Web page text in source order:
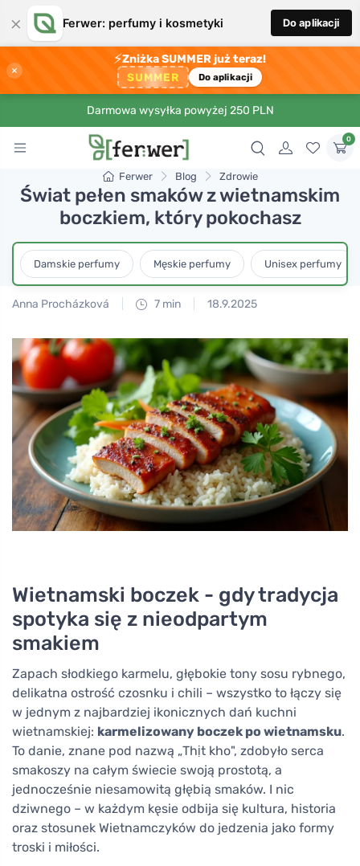
× Ferwer: perfumy i kosmetyki Do aplikacji
×
⚡Zniżka SUMMER już teraz!
SUMMER Do aplikacji
Darmowa wysyłka powyżej 250 PLN
0
Ferwer Blog Zdrowie
Świat pełen smaków z wietnamskim
boczkiem, który pokochasz
Damskie perfumy Męskie perfumy Unisex perfumy
Anna Procházková 7 min 18.9.2025
Wietnamski boczek - gdy tradycja
spotyka się z nieodpartym
smakiem
Zapach słodkiego karmelu, głębokie tony sosu rybnego,
delikatna ostrość czosnku i chili – wszystko to łączy się
w jednym z najbardziej ikonicznych dań kuchni
wietnamskiej: karmelizowany boczek po wietnamsku.
To danie, znane pod nazwą „Thịt kho", zdobyło serca
smakoszy na całym świecie swoją prostotą, a
jednocześnie niesamowitą głębią smaków. I nic
dziwnego – w każdym kęsie odbija się kultura, historia
oraz stosunek Wietnamczyków do jedzenia jako formy
troski i miłości.